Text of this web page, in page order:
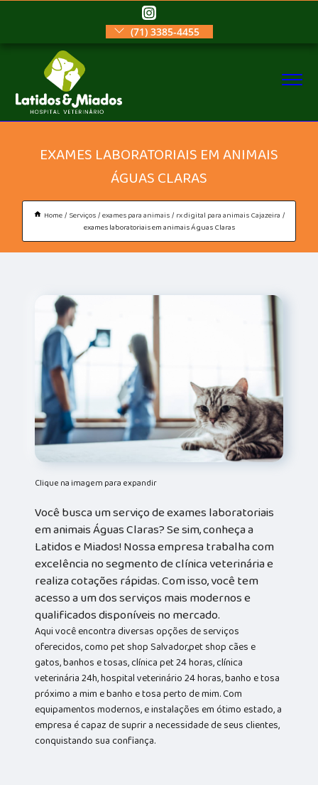
(71) 3385-4455
EXAMES LABORATORIAIS EM ANIMAIS
ÁGUAS CLARAS
Home Serviços exames para animais rx digital para animais Cajazeira
exames laboratoriais em animais Águas Claras
Clique na imagem para expandir
Você busca um serviço de exames laboratoriais
em animais Águas Claras? Se sim, conheça a
Latidos e Miados! Nossa empresa trabalha com
excelência no segmento de clínica veterinária e
realiza cotações rápidas. Com isso, você tem
acesso a um dos serviços mais modernos e
qualificados disponíveis no mercado.
Aqui você encontra diversas opções de serviços
oferecidos, como pet shop Salvador,pet shop cães e
gatos, banhos e tosas, clínica pet 24 horas, clínica
veterinária 24h, hospital veterinário 24 horas, banho e tosa
próximo a mim e banho e tosa perto de mim. Com
equipamentos modernos, e instalações em ótimo estado, a
empresa é capaz de suprir a necessidade de seus clientes,
conquistando sua confiança.